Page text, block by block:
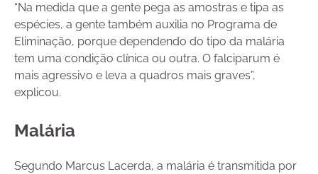
“Na medida que a gente pega as amostras e tipa as
espécies, a gente também auxilia no Programa de
Eliminação, porque dependendo do tipo da malária
tem uma condição clínica ou outra. O falciparum é
mais agressivo e leva a quadros mais graves”,
explicou.
Malária
Segundo Marcus Lacerda, a malária é transmitida por